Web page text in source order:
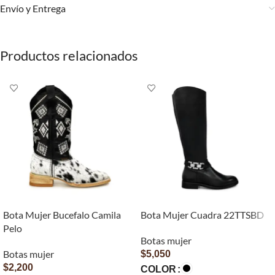
Envío y Entrega
Productos relacionados
Bota Mujer Bucefalo Camila
Pelo
Botas mujer
$2,200
Bota Mujer Cuadra 22TTSBD
Botas mujer
$5,050
COLOR